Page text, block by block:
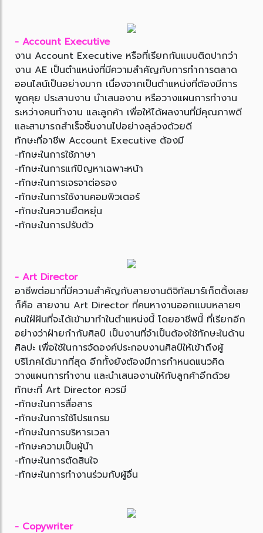
- Account Executive
งาน Account Executive หรือที่เรียกกันแบบติดปากว่า
งาน AE เป็นตำแหน่งที่มีความสำคัญกับการทำการตลาด
ออนไลน์เป็นอย่างมาก เนื่องจากเป็นตำแหน่งที่ต้องมีการ
พูดคุย ประสานงาน นำเสนองาน หรือวางแผนการทำงาน
ระหว่างคนทำงาน และลูกค้า เพื่อให้ได้ผลงานที่มีคุณภาพดี
และสามารถสำเร็จชิ้นงานไปอย่างลุล่วงด้วยดี
ทักษะที่อาชีพ Account Executive ต้องมี
-ทักษะในการใช้ภาษา
-ทักษะในการแก้ปัญหาเฉพาะหน้า
-ทักษะในการเจรจาต่อรอง
-ทักษะในการใช้งานคอมพิวเตอร์
-ทักษะในความยืดหยุ่น
-ทักษะในการปรับตัว
- Art Director
อาชีพต่อมาที่มีความสำคัญกับสายงานดิจิทัลมาร์เก็ตติ้งเลย
ก็คือ สายงาน Art Director ที่คนหางานออกแบบหลายๆ
คนใฝ่ฝันที่จะได้เข้ามาทำในตำแหน่งนี้ โดยอาชีพนี้ ที่เรียกอีก
อย่างว่าฝ่ายกำกับศิลป์ เป็นงานที่จำเป็นต้องใช้ทักษะในด้าน
ศิลปะ เพื่อใช้ในการจัดองค์ประกอบงานศิลป์ให้เข้าถึงผู้
บริโภคได้มากที่สุด อีกทั้งยังต้องมีการกำหนดแนวคิด
วางแผนการทำงาน และนำเสนองานให้กับลูกค้าอีกด้วย
ทักษะที่ Art Director ควรมี
-ทักษะในการสื่อสาร
-ทักษะในการใช้โปรแกรม
-ทักษะในการบริหารเวลา
-ทักษะความเป็นผู้นำ
-ทักษะในการตัดสินใจ
-ทักษะในการทำงานร่วมกับผู้อื่น
- Copywriter